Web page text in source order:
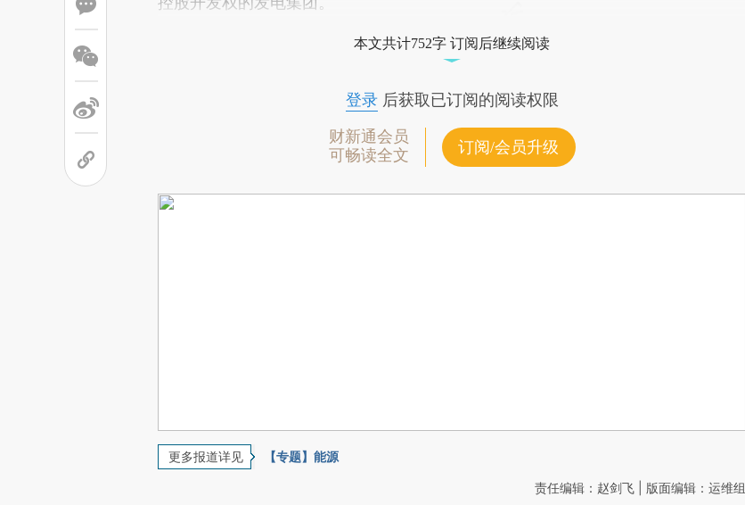
本文共计752字 订阅后继续阅读
登录后获取已订阅的阅读权限
财新通会员
可畅读全文
订阅/会员升级
更多报道详见 【专题】能源
责任编辑：赵剑飞 | 版面编辑：运维组